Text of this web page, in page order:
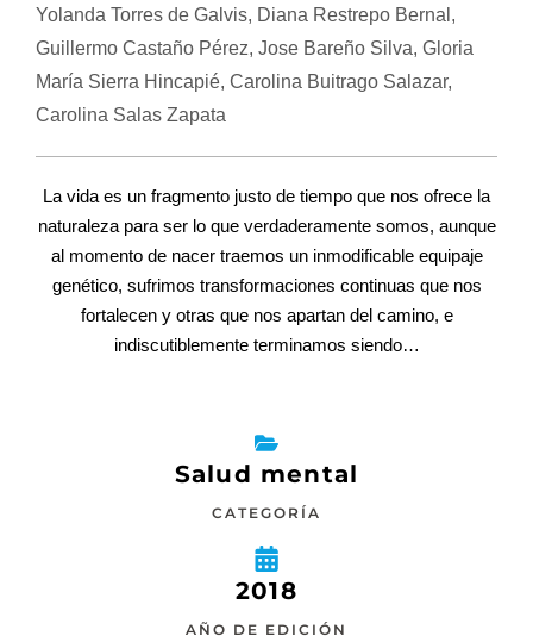
Yolanda Torres de Galvis, Diana Restrepo Bernal,
Guillermo Castaño Pérez, Jose Bareño Silva, Gloria
María Sierra Hincapié, Carolina Buitrago Salazar,
Carolina Salas Zapata
La vida es un fragmento justo de tiempo que nos ofrece la
naturaleza para ser lo que verdaderamente somos, aunque
al momento de nacer traemos un inmodificable equipaje
genético, sufrimos transformaciones continuas que nos
fortalecen y otras que nos apartan del camino, e
indiscutiblemente terminamos siendo…
Salud mental
CATEGORÍA
2018
AÑO DE EDICIÓN